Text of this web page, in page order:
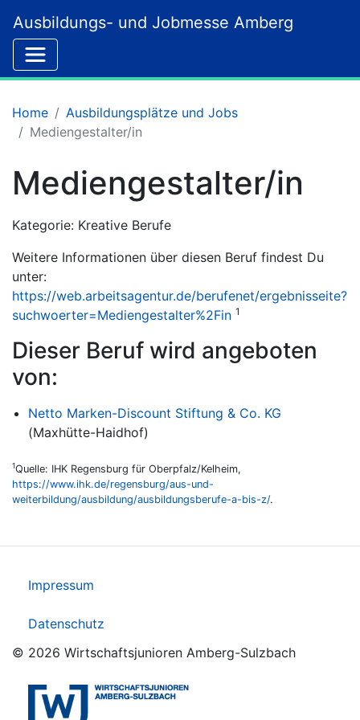
Ausbildungs- und Jobmesse Amberg
Home
Ausbildungsplätze und Jobs
Mediengestalter/in
Mediengestalter/in
Kategorie: Kreative Berufe
Weitere Informationen über diesen Beruf findest Du
unter:
https://web.arbeitsagentur.de/berufenet/ergebnisseite?
suchwoerter=Mediengestalter%2Fin 1
Dieser Beruf wird angeboten
von:
Netto Marken-Discount Stiftung & Co. KG
(Maxhütte-Haidhof)
1Quelle: IHK Regensburg für Oberpfalz/Kelheim,
https://www.ihk.de/regensburg/aus-und-
weiterbildung/ausbildung/ausbildungsberufe-a-bis-z/.
Impressum
Datenschutz
© 2026 Wirtschaftsjunioren Amberg-Sulzbach